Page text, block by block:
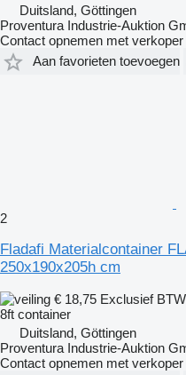
Duitsland, Göttingen
Proventura Industrie-Auktion
Contact opnemen met verkoper
Aan favorieten toevoegen
2
Fladafi Materialcontainer
250x190x205h cm
€ 18,75 Exclusief BTW
8ft container
Duitsland, Göttingen
Proventura Industrie-Auktion
Contact opnemen met verkoper